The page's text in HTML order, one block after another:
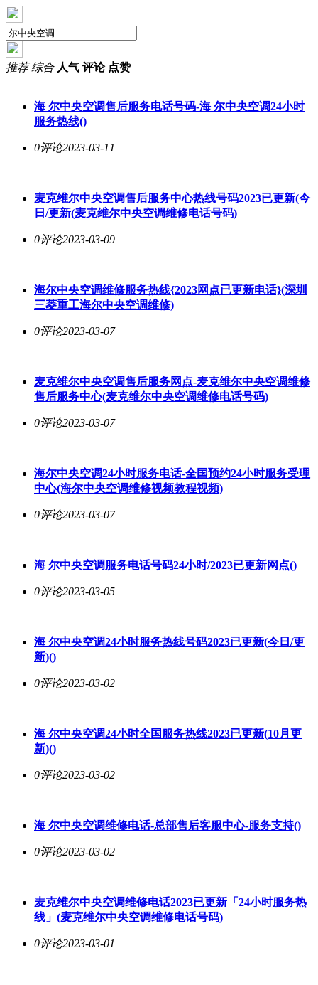
推荐 综合 人气 评论 点赞
海尔中央空调售后服务电话号码-海尔中央空调24小时
服务热线()
0评论2023-03-11
麦克维尔中央空调售后服务中心热线号码2023已更新(今
日/更新(麦克维尔中央空调维修电话号码)
0评论2023-03-09
海尔中央空调维修服务热线{2023网点已更新电话}(深圳
三菱重工海尔中央空调维修)
0评论2023-03-07
麦克维尔中央空调售后服务网点-麦克维尔中央空调维修
售后服务中心(麦克维尔中央空调维修电话号码)
0评论2023-03-07
海尔中央空调24小时服务电话-全国预约24小时服务受理
中心(海尔中央空调维修视频教程视频)
0评论2023-03-07
海尔中央空调服务电话号码24小时/2023已更新网点()
0评论2023-03-05
海尔中央空调24小时服务热线号码2023已更新(今日/更
新)()
0评论2023-03-02
海尔中央空调24小时全国服务热线2023已更新(10月更
新)()
0评论2023-03-02
海尔中央空调维修电话-总部售后客服中心-服务支持()
0评论2023-03-02
麦克维尔中央空调维修电话2023已更新「24小时服务热
线」(麦克维尔中央空调维修电话号码)
0评论2023-03-01